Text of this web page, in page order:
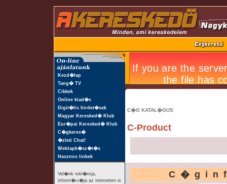
Kezd�lap
Tang� TV
Cikkek
Online kiad�s
Digit�lis hirdet�sek
Magyar Keresked� Klub
Eur�pai Keresked� Klub
C�gkeres�
�zleti Chat!
Weblapk�sz�t�s
Hasznos linkek
Vel�nk rekl�mja,
inform�ci�ja az interneten is
C�G KATAL�GUS
C-Product